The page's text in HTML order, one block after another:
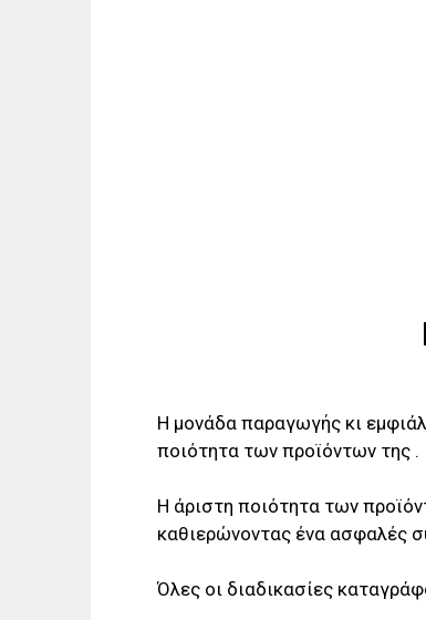
Η μονάδα παραγωγής κι
ποιότητα των προϊόντων της .
Η άριστη ποιότητα των
καθιερώνοντας ένα ασφαλές
Όλες οι διαδικασίες